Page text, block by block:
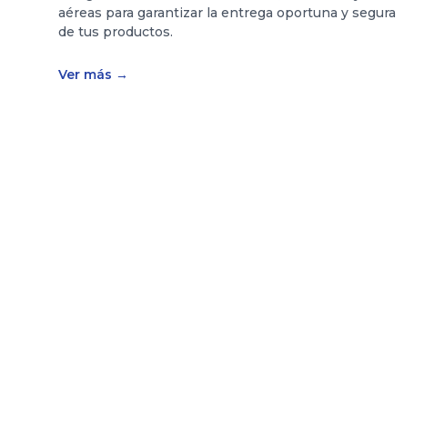
aéreas para garantizar la entrega oportuna y segura
de tus productos.
Ver más →